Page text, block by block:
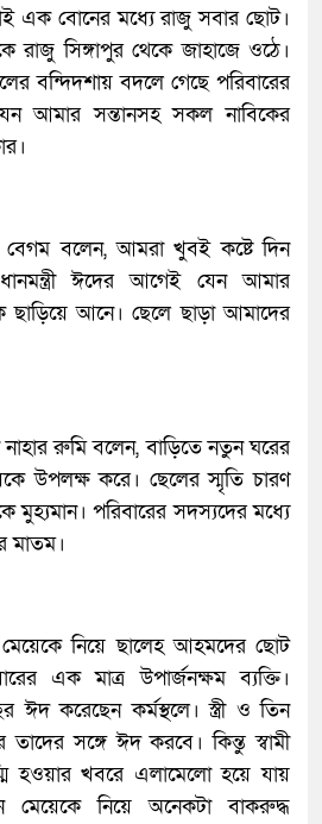
এক বোনের মধ্যে রাজু সবার ছোট।
রাজু সিঙ্গাপুর থেকে জাহাজে ওঠে।
বন্দিদশায় বদলে গেছে পরিবারের
আমার সন্তানসহ সকল নাবিকের
বলেন, আমরা খুবই কষ্টে দিন
ঈদের আগেই যেন আমার
ছাড়িয়ে আনে। ছেলে ছাড়া আমাদের
রুমি বলেন, বাড়িতে নতুন ঘরের
উপলক্ষ করে। ছেলের স্মৃতি চারণ
মুহ্যমান। পরিবারের সদস্যদের মধ্যে
মাতম।
মেয়েকে নিয়ে ছালেহ আহমদের ছোট
এক মাত্র উপার্জনক্ষম ব্যক্তি।
করেছেন কর্মস্থলে। স্ত্রী ও তিন
সঙ্গে ঈদ করবে। কিন্তু স্বামী
হওয়ার খবরে এলামেলো হয়ে যায়
মেয়েকে নিয়ে অনেকটা বাকরুদ্ধ